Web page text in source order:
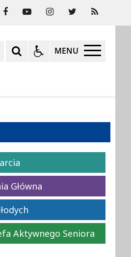
MENU
Główna
Aktywnego Seniora